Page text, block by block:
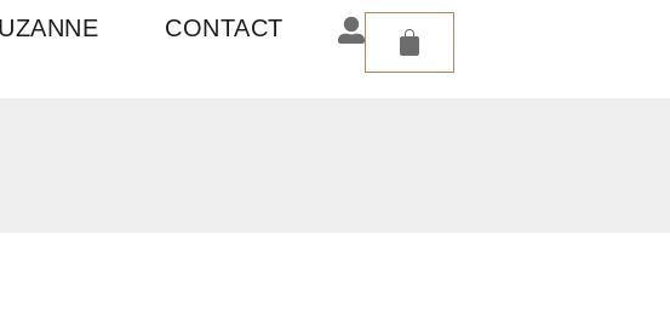
CONTACT